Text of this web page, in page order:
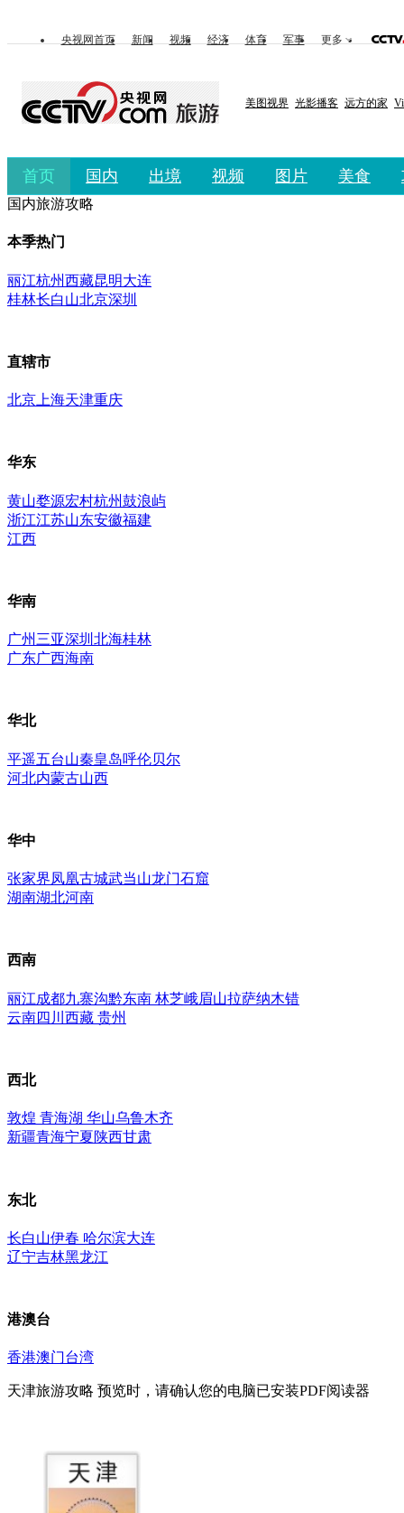
央视网首页 新闻 视频 经济 体育 军事 更多
美图视界 光影播客 远方的家
首页 国内 出境 视频 图片 美食
国内旅游攻略
本季热门
丽江杭州西藏昆明大连
桂林长白山北京深圳
直辖市
北京 上海天津重庆
华东
黄山婺源宏村杭州鼓浪屿
浙江江苏山东安徽福建
江西
华南
广州 三亚深圳 北海桂林
广东广西海南
华北
平遥五台山秦皇岛呼伦贝尔
河北内蒙古山西
华中
张家界凤凰古城武当山龙门石窟
湖南湖北河南
西南
丽江成都九寨沟黔东南 林芝峨眉山拉萨纳木错
云南四川 西藏 贵州
西北
敦煌 青海湖 华山乌鲁木齐
新疆青海宁夏陕西甘肃
东北
长白山伊春 哈尔滨大连
辽宁吉林黑龙江
港澳台
香港澳门台湾
天津旅游攻略 预览时，请确认您的电脑已安装PDF阅读器